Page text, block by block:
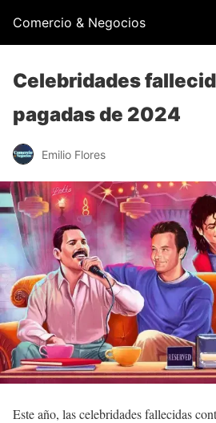
Comercio & Negocios
Celebridades
pagadas de 2024
Emilio Flores
Este año, las celebridades fallecidas